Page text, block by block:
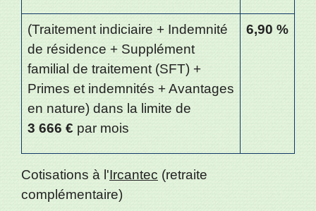
(Traitement indiciaire + Indemnité
de résidence + Supplément
familial de traitement (SFT) +
Primes et indemnités + Avantages
en nature) dans la limite de
3 666 € par mois
6,90 %
Cotisations à l'Ircantec (retraite
complémentaire)